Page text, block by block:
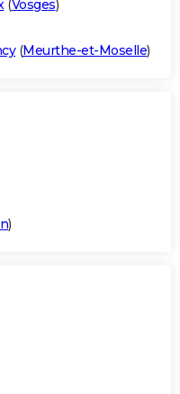
(Vosges)
(Meurthe-et-Moselle)
)